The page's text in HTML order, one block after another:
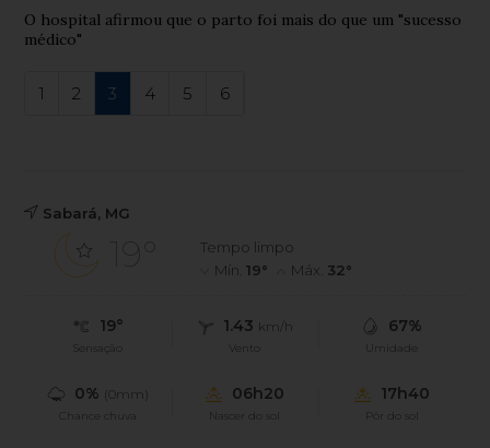
O hospital afirmou que o parto foi mais do que um "sucesso
médico"
1 2 3 4 5 6
Sabará, MG
19°
Tempo limpo
Mín.19° Máx. 32°
19°
Sensação
1.43 km/h
Vento
67%
Umidade
0% (0mm)
Chance chuva
06h20
Nascer do sol
17h40
Pôr do sol